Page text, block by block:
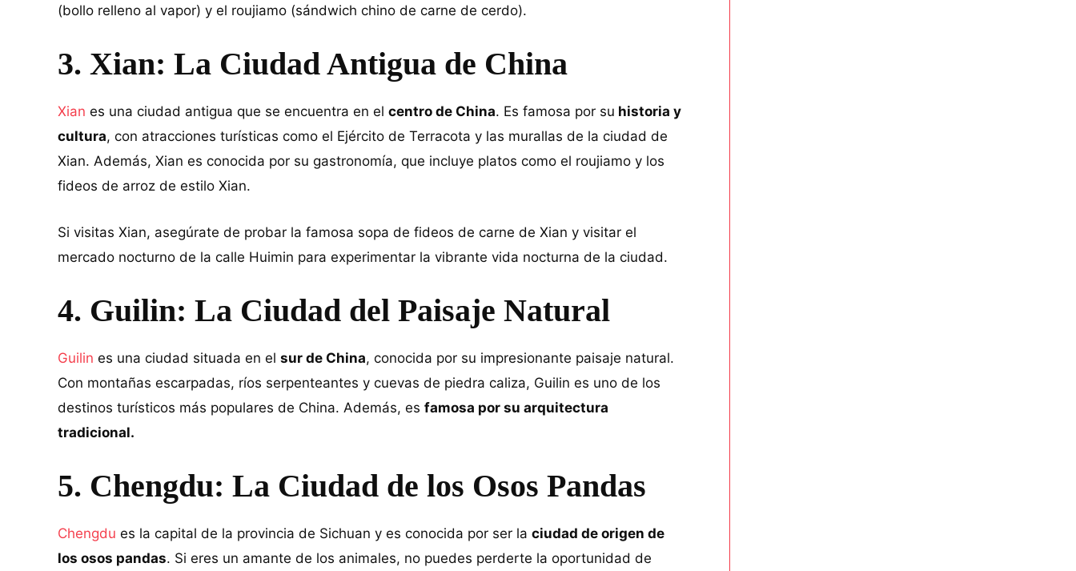
(bollo relleno al vapor) y el roujiamo (sándwich chino de carne de cerdo).
3. Xian: La Ciudad Antigua de China
Xian es una ciudad antigua que se encuentra en el centro de China. Es famosa por su historia y
cultura, con atracciones turísticas como el Ejército de Terracota y las murallas de la ciudad de
Xian. Además, Xian es conocida por su gastronomía, que incluye platos como el roujiamo y los
fideos de arroz de estilo Xian.
Si visitas Xian, asegúrate de probar la famosa sopa de fideos de carne de Xian y visitar el
mercado nocturno de la calle Huimin para experimentar la vibrante vida nocturna de la ciudad.
4. Guilin: La Ciudad del Paisaje Natural
Guilin es una ciudad situada en el sur de China, conocida por su impresionante paisaje natural.
Con montañas escarpadas, ríos serpenteantes y cuevas de piedra caliza, Guilin es uno de los
destinos turísticos más populares de China. Además, es famosa por su arquitectura
tradicional.
5. Chengdu: La Ciudad de los Osos Pandas
Chengdu es la capital de la provincia de Sichuan y es conocida por ser la ciudad de origen de
los osos pandas. Si eres un amante de los animales, no puedes perderte la oportunidad de